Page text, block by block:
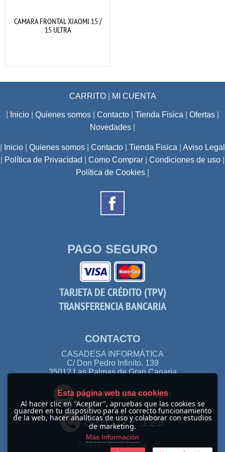
CAMARA FRONTAL XIAOMI 15 /
15 ULTRA
CARRITO| MI CUENTA
Inicio Quienes somos Contacto Tienda Fisica Ofertas
Novedades
Inicio Quienes somos Contacto Tienda Fisica
Aviso Legal
Política de Privacidad Como Comprar Condiciones de uso
Política de Cookies
PAGO SEGURO
TARJETA DE CRÉDITO (TPV)
TRANSFERENCIA BANCARIA
CONTACTO
CASADESA INFORMÁTICA
C/ Don Pedro Infinito, 139
35012 Las Palmas de Gran Canaria
casadesa@msn.com
828 022 129
© 2012 -2026 Tienda
Esta página web usa cookies
Al hacer clic en "Aceptar", apruebas que las cookies se
guarden en tu dispositivo para el correcto funcionamiento
de la web, hacer analíticas de uso y colaborar con estudios
de marketing.
Más Información